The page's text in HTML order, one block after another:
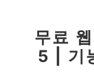
무료
5 | 기